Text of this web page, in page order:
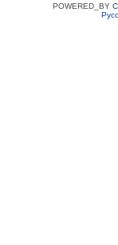
POWERED_BY